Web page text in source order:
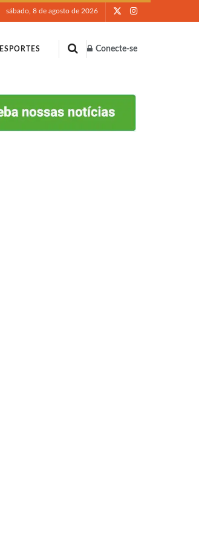
sábado, 8 de agosto de 2026
ESPORTES Conecte-se